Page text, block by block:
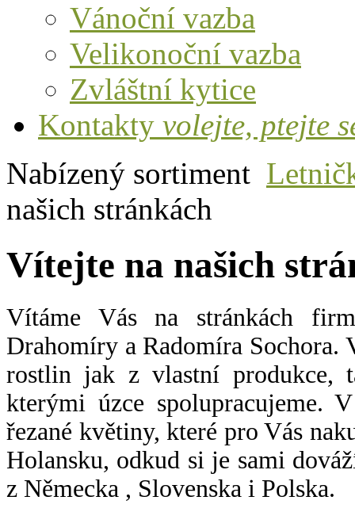
Vánoční vazba
Velikonoční vazba
Zvláštní kytice
Kontakty volejte, ptejte
Nabízený sortiment
našich stránkách
Vítejte na našich
Vítáme Vás na stránkách
Drahomíry a Radomíra Sochora.
rostlin jak z vlastní produkce,
kterými úzce spolupracujeme.
řezané květiny, které pro Vás
Holansku, odkud si je sami
z Německa , Slovenska i Polska.